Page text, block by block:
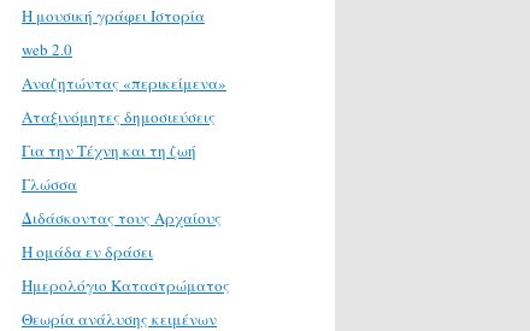
H μουσική γράφει Ιστορία
web 2.0
Αναζητώντας «περικείμενα»
Αταξινόμητες δημοσιεύσεις
Για την Τέχνη και τη ζωή
Γλώσσα
Διδάσκοντας τους Αρχαίους
Η ομάδα εν δράσει
Ημερολόγιο Καταστρώματος
Θεωρία ανάλυσης κειμένων